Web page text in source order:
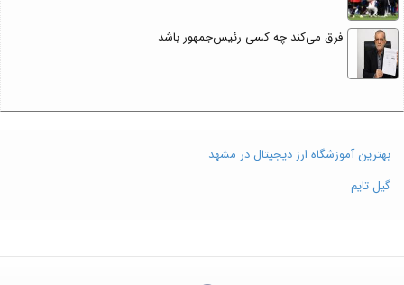
فرق می‌کند چه کسی رئیس‌جمهور باشد
بهترین آموزشگاه ارز دیجیتال در مشهد
گیل تایم